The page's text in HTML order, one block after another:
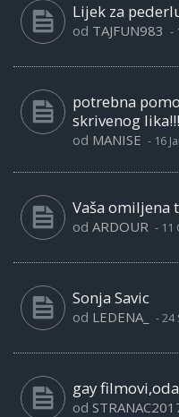
Lijek za
od TAJFUN983 -
potrebna
skrivenog lika!!!
od MANISE - 16
Vaša omiljena
od ARDOUR - 11
Sonja Savic
od LEDENA_ -24
gay
od